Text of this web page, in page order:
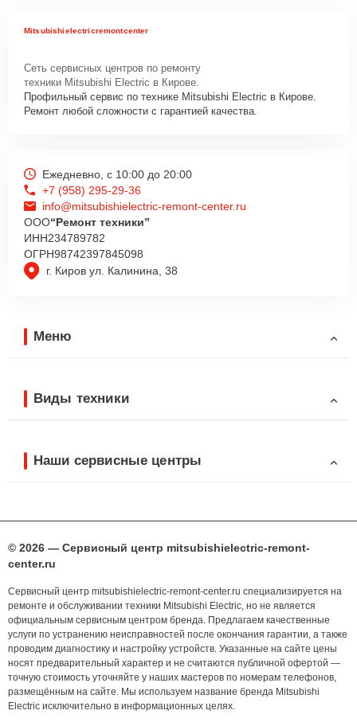
Mitsubishielectricremontcenter
Сеть сервисных центров по ремонту
техники Mitsubishi Electric в Кирове.
Профильный сервис по технике Mitsubishi Electric в Кирове.
Ремонт любой сложности с гарантией качества.
г. Киров ул. Калинина, 38
Ежедневно, с 10:00 до 20:00
+7 (958) 295-29-36
info@mitsubishielectric-remont-center.ru
ООО“Ремонт техники”
ИНН234789782
ОГРН98742397845098
Меню
Виды техники
Наши сервисные центры
© 2026 — Сервисный центр mitsubishielectric-remont-
center.ru
Сервисный центр mitsubishielectric-remont-center.ru специализируется на
ремонте и обслуживании техники Mitsubishi Electric, но не является
официальным сервисным центром бренда. Предлагаем качественные
услуги по устранению неисправностей после окончания гарантии, а также
проводим диагностику и настройку устройств. Указанные на сайте цены
носят предварительный характер и не считаются публичной офертой —
точную стоимость уточняйте у наших мастеров по номерам телефонов,
размещённым на сайте. Мы используем название бренда Mitsubishi
Electric исключительно в информационных целях.